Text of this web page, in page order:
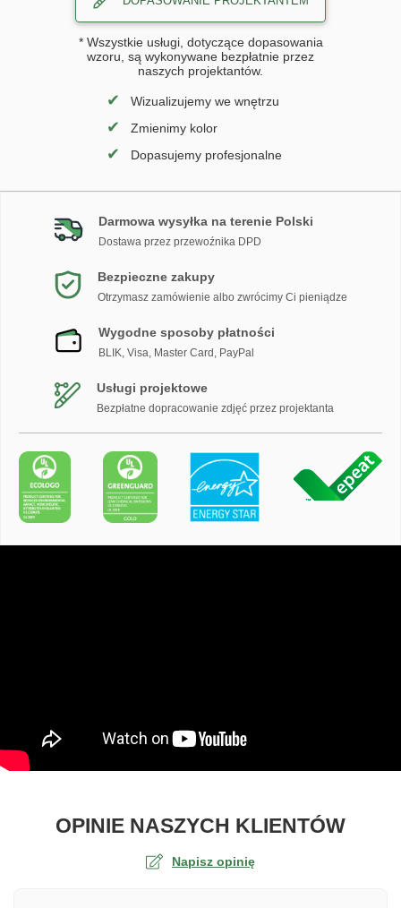
* Wszystkie usługi, dotyczące dopasowania
wzoru, są wykonywane bezpłatnie przez
naszych projektantów.
✔ Wizualizujemy we wnętrzu
✔ Zmienimy kolor
✔ Dopasujemy profesjonalne
Darmowa wysyłka na terenie Polski
Dostawa przez przewoźnika DPD
Bezpieczne zakupy
Otrzymasz zamówienie albo zwrócimy Ci pieniądze
Wygodne sposoby płatności
BLIK, Visa, Master Card, PayPal
Usługi projektowe
Bezpłatne dopracowanie zdjęć przez projektanta
OPINIE NASZYCH KLIENTÓWO
Napisz opinię